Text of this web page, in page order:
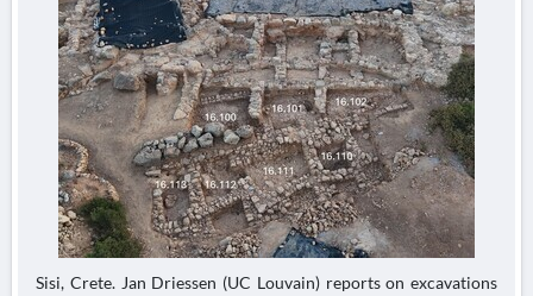
Sisi, Crete. Jan Driessen (UC Louvain) reports on excavations